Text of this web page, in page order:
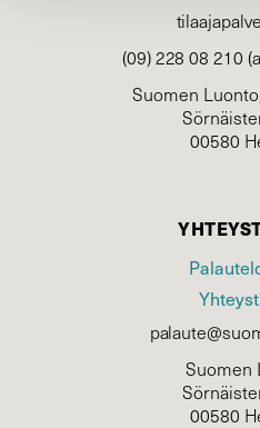
(09) 228 08 210
Suomen
00580
Suomen
00580